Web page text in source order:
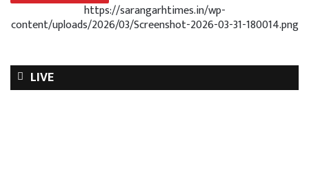
https://sarangarhtimes.in/wp-
content/uploads/2026/03/Screenshot-2026-03-31-180014.png
LIVE